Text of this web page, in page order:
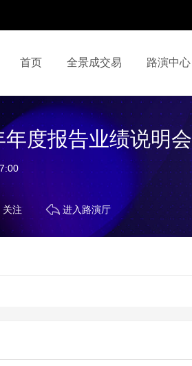
信公众号 头条号 百家号
首页 全景成交易 路演中心
度报告业绩说明会
关注 进入路演厅